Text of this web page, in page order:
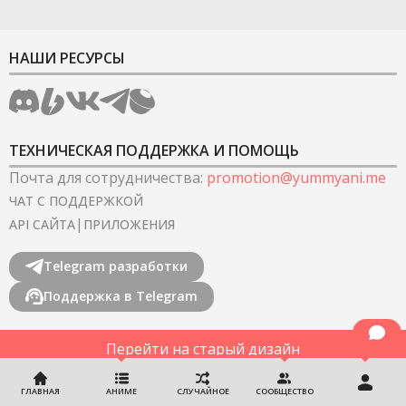
ГЛАВНАЯ АНИМЕ СЛУЧАЙНОЕ СООБЩЕСТВО
НАШИ РЕСУРСЫ
ТЕХНИЧЕСКАЯ ПОДДЕРЖКА И ПОМОЩЬ
Почта для сотрудничества: promotion@yummyani.me
ЧАТ С ПОДДЕРЖКОЙ
API САЙТА| ПРИЛОЖЕНИЯ
Telegram разработки
Поддержка в Telegram
Перейти на старый дизайн
©2022-2026YummyAnime.Все права защищены